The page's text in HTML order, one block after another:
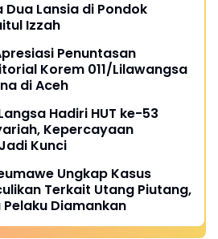
Dua Lansia di Pondok
Izzah
Penuntasan
Korem 011/Lilawangsa
di Aceh
Hadiri HUT ke-53
Kepercayaan
Kunci
Ungkap Kasus
Terkait Utang Piutang,
Diamankan